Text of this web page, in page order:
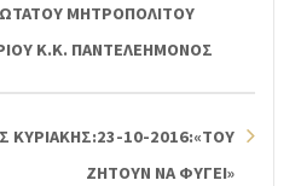
ΜΗΤΡΟΠΟΛΙΤΟΥ
Κ.Κ. ΠΑΝΤΕΛΕΗΜΟΝΟΣ
ΚΥΡΙΑΚΗΣ:23-10-2016:«ΤΟΥ
ΖΗΤΟΥΝ ΝΑ ΦΥΓΕΙ»